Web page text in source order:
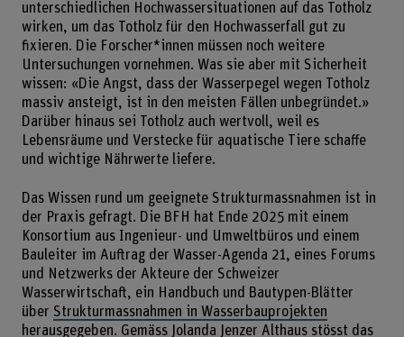
unterschiedlichen Hochwassersituationen auf das Totholz
wirken, um das Totholz für den Hochwasserfall gut zu
fixieren. Die Forscher*innen müssen noch weitere
Untersuchungen vornehmen. Was sie aber mit Sicherheit
wissen: «Die Angst, dass der Wasserpegel wegen Totholz
massiv ansteigt, ist in den meisten Fällen unbegründet.»
Darüber hinaus sei Totholz auch wertvoll, weil es
Lebensräume und Verstecke für aquatische Tiere schaffe
und wichtige Nährwerte liefere.
Das Wissen rund um geeignete Strukturmassnahmen ist in
der Praxis gefragt. Die BFH hat Ende 2025 mit einem
Konsortium aus Ingenieur- und Umweltbüros und einem
Bauleiter im Auftrag der Wasser-Agenda 21, eines Forums
und Netzwerks der Akteure der Schweizer
Wasserwirtschaft, ein Handbuch und Bautypen-Blätter
über Strukturmassnahmen in Wasserbauprojekten
herausgegeben. Gemäss Jolanda Jenzer Althaus stösst das